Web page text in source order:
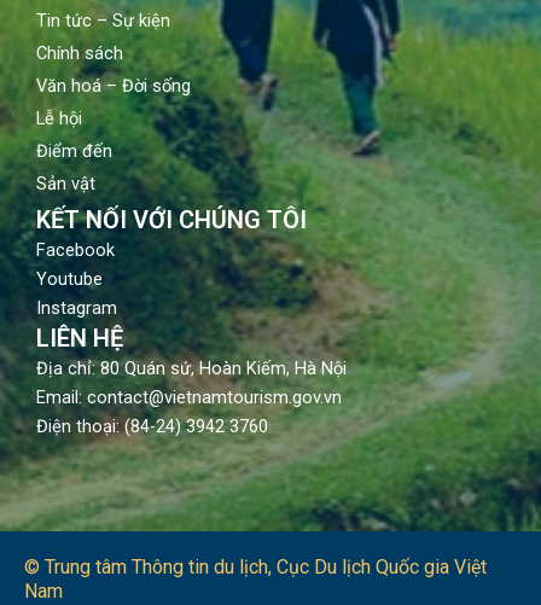
Tin tức – Sự kiện
Chính sách
Văn hoá – Đời sống
Lễ hội
Điểm đến
Sản vật
KẾT NỐI VỚI CHÚNG TÔI
Facebook
Youtube
Instagram
LIÊN HỆ
Địa chỉ: 80 Quán sứ, Hoàn Kiếm, Hà Nội
Email: contact@vietnamtourism.gov.vn
Điện thoại: (84-24) 3942 3760
© Trung tâm Thông tin du lịch​, Cục Du lịch Quốc gia Việt
Nam